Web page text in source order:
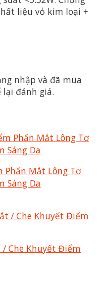
liệu vỏ kim loại +
nhập và đã mua
đánh giá.
Phấn Mắt Lông Tơ
Sáng Da
/ Che Khuyết Điểm